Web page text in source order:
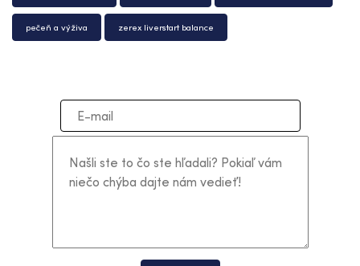
pečeň a výživa zerex liverstart balance